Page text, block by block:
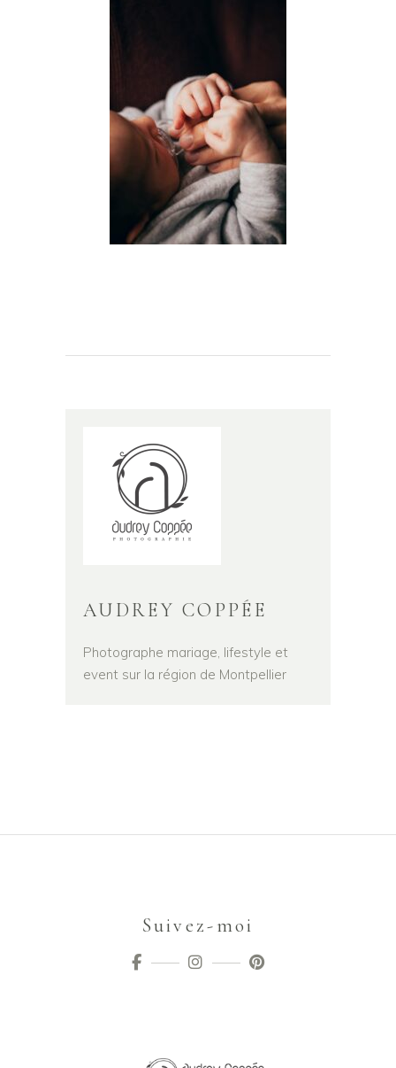
AUDREY COPPÉE
Photographe mariage, lifestyle et
event sur la région de Montpellier
Suivez-moi